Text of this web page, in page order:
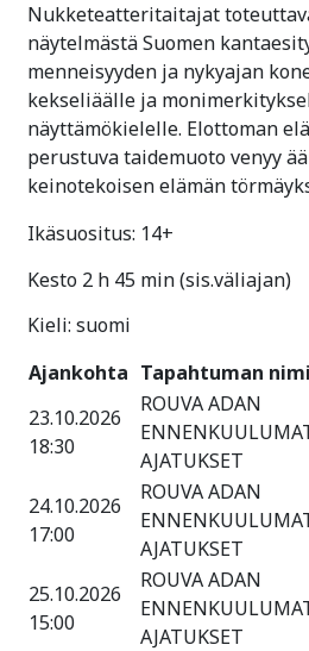
Nukketeatteritaitajat
näytelmästä Suomen
menneisyyden ja nykyajan
kekseliäälle ja
näyttämökielelle. Elottoman
perustuva taidemuoto venyy
keinotekoisen elämän
Ikäsuositus: 14+
Kesto 2 h 45 min (sis.väliajan)
Kieli: suomi
Ajankohta Tapahtuman nimi
23.10.2026
18:30
ROUVA ADAN
AJATUKSET
24.10.2026
17:00
ROUVA ADAN
AJATUKSET
25.10.2026
15:00
ROUVA ADAN
AJATUKSET